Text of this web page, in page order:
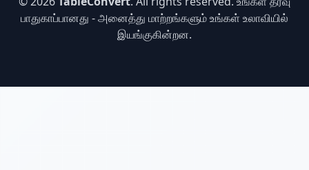
பாதுகாப்பானது - அனைத்து மாற்றங்களும் உங்கள் உலாவியில்
இயங்குகின்றன.